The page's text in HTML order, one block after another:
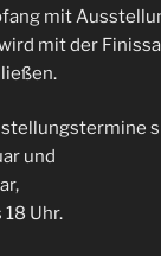
mit
mit der
und
Uhr.